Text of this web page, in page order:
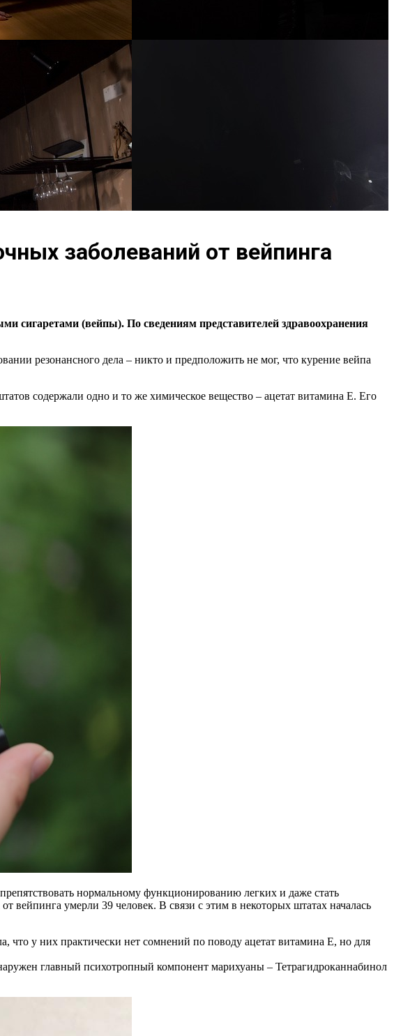
заболеваний от вейпинга
(вейпы). По сведениям представителей здравоохранения
резонансного дела – никто и предположить не мог, что курение вейпа
содержали одно и то же химическое вещество – ацетат витамина Е. Его
нормальному функционированию легких и даже стать
вейпинга умерли 39 человек. В связи с этим в некоторых штатах началась
что у них практически нет сомнений по поводу ацетат витамина Е, но для
главный психотропный компонент марихуаны – Тетрагидроканнабинол